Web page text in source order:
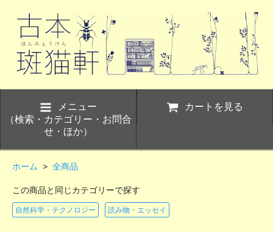
メニュー
（検索・カテゴリー・お問合
せ・ほか）
カートを見る
ホーム > 全商品
この商品と同じカテゴリーで探す
自然科学・テクノロジー 読み物・エッセイ